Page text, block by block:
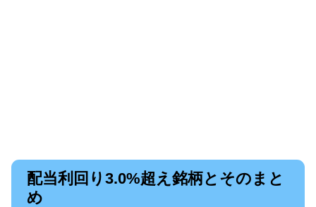
配当利回り3.0%超え銘柄とそのまと
め